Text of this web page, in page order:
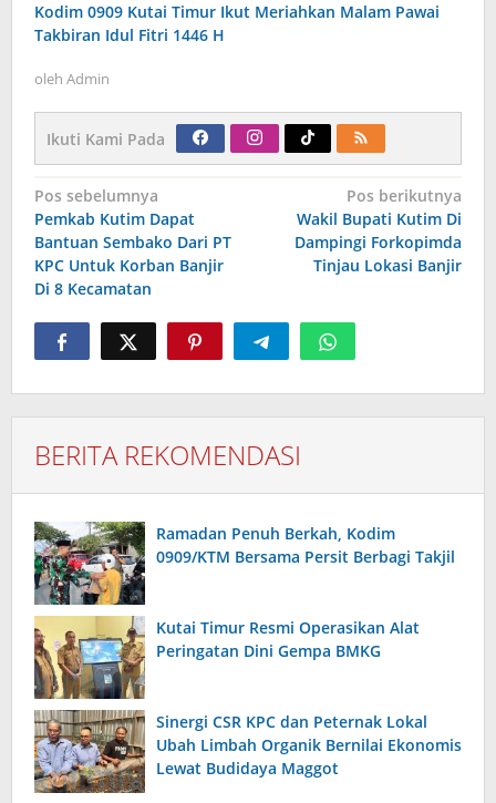
Kodim 0909 Kutai Timur Ikut Meriahkan Malam Pawai
Takbiran Idul Fitri 1446 H
oleh Admin
Ikuti Kami Pada
Navigasi
pos
Pos sebelumnya
Pemkab Kutim Dapat
Bantuan Sembako Dari PT
KPC Untuk Korban Banjir
Di 8 Kecamatan
Pos berikutnya
Wakil Bupati Kutim Di
Dampingi Forkopimda
Tinjau Lokasi Banjir
BERITA REKOMENDASI
Ramadan Penuh Berkah, Kodim
0909/KTM Bersama Persit Berbagi Takjil
Kutai Timur Resmi Operasikan Alat
Peringatan Dini Gempa BMKG
Sinergi CSR KPC dan Peternak Lokal
Ubah Limbah Organik Bernilai Ekonomis
Lewat Budidaya Maggot